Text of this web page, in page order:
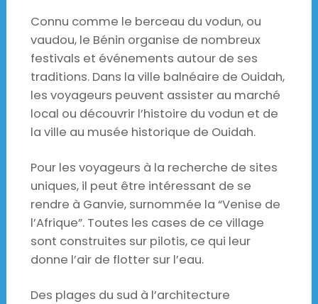
Connu comme le berceau du vodun, ou
vaudou, le Bénin organise de nombreux
festivals et événements autour de ses
traditions. Dans la ville balnéaire de Ouidah,
les voyageurs peuvent assister au marché
local ou découvrir l’histoire du vodun et de
la ville au musée historique de Ouidah.
Pour les voyageurs à la recherche de sites
uniques, il peut être intéressant de se
rendre à Ganvie, surnommée la “Venise de
l’Afrique”. Toutes les cases de ce village
sont construites sur pilotis, ce qui leur
donne l’air de flotter sur l’eau.
Des plages du sud à l’architecture